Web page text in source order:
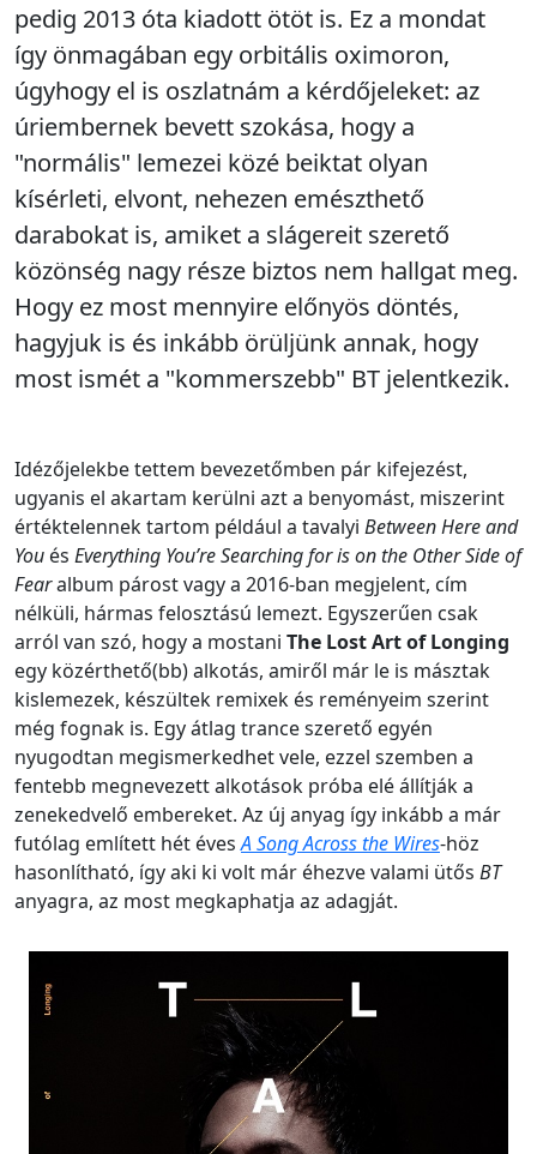
pedig 2013 óta kiadott ötöt is. Ez a mondat
így önmagában egy orbitális oximoron,
úgyhogy el is oszlatnám a kérdőjeleket: az
úriembernek bevett szokása, hogy a
"normális" lemezei közé beiktat olyan
kísérleti, elvont, nehezen emészthető
darabokat is, amiket a slágereit szerető
közönség nagy része biztos nem hallgat meg.
Hogy ez most mennyire előnyös döntés,
hagyjuk is és inkább örüljünk annak, hogy
most ismét a "kommerszebb" BT jelentkezik.
Idézőjelekbe tettem bevezetőmben pár kifejezést,
ugyanis el akartam kerülni azt a benyomást, miszerint
értéktelennek tartom például a tavalyi Between Here and
You és Everything You’re Searching for is on the Other Side of
Fearalbum párost vagy a 2016-ban megjelent, cím
nélküli, hármas felosztású lemezt. Egyszerűen csak
arról van szó, hogy a mostani The Lost Art of Longing
egy közérthető(bb) alkotás, amiről már le is másztak
kislemezek, készültek remixek és reményeim szerint
még fognak is. Egy átlag trance szerető egyén
nyugodtan megismerkedhet vele, ezzel szemben a
fentebb megnevezett alkotások próba elé állítják a
zenekedvelő embereket. Az új anyag így inkább a már
futólag említett hét évesA Song Across the Wires-höz
hasonlítható, így aki ki volt már éhezve valami ütős BT
anyagra, az most megkaphatja az adagját.